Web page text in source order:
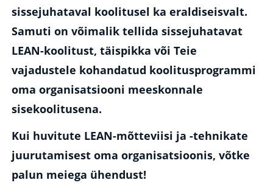
sissejuhataval koolitusel ka eraldiseisvalt.
Samuti on võimalik tellida sissejuhatavat
LEAN-koolitust, täispikka või Teie
vajadustele kohandatud koolitusprogrammi
oma organisatsiooni meeskonnale
sisekoolitusena.
Kui huvitute LEAN-mõtteviisi ja -tehnikate
juurutamisest oma organisatsioonis, võtke
palun meiega ühendust!